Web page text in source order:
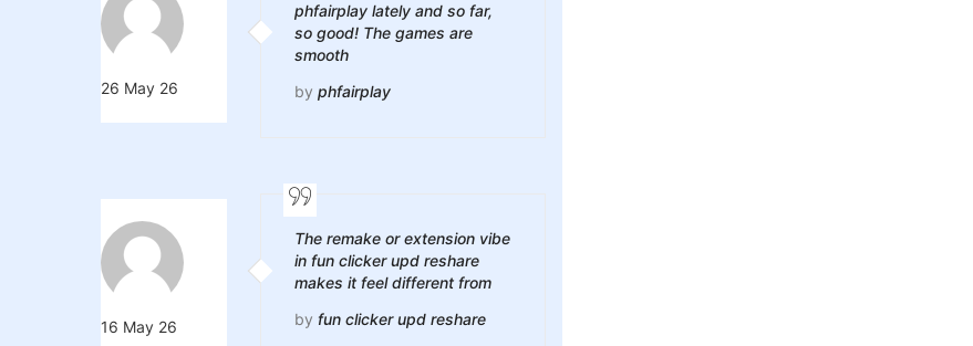
26 May 26
phfairplay lately and so far,
so good! The games are
smooth
byphfairplay
16 May 26
The remake or extension vibe
in fun clicker upd reshare
makes it feel different from
byfun clicker upd reshare